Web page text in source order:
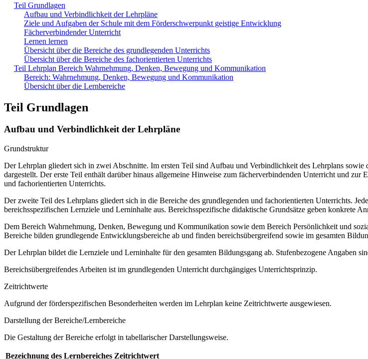
Teil Grundlagen
Aufbau und Verbindlichkeit der Lehrpläne
Ziele und Aufgaben der Schule mit dem Förderschwerpunkt geistige Entwicklung
Fächerverbindender Unterricht
Lernen lernen
Übersicht über die Bereiche des grundlegenden Unterrichts
Übersicht über die Bereiche des fachorientierten Unterrichts
Teil Lehrplan Bereich Wahrnehmung, Denken, Bewegung und Kommunikation
Bereich: Wahrnehmung, Denken, Bewegung und Kommunikation
Übersicht über die Lernbereiche
Teil Grundlagen
Aufbau und Verbindlichkeit der Lehrpläne
Grundstruktur
Der Lehrplan gliedert sich in zwei Abschnitte. Im ersten Teil sind Aufbau und Verbindlichkeit des Lehrplans
dargestellt. Der erste Teil enthält darüber hinaus allgemeine Hinweise zum fächerverbindenden Unterricht und
und fachorientierten Unterrichts.
Der zweite Teil des Lehrplans gliedert sich in die Bereiche des grundlegenden und fachorientierten Unterrichts.
bereichsspezifischen Lernziele und Lerninhalte aus. Bereichsspezifische didaktische Grundsätze geben konkrete
Dem Bereich Wahrnehmung, Denken, Bewegung und Kommunikation sowie dem Bereich Persönlichkeit und
Bereiche bilden grundlegende Entwicklungsbereiche ab und finden bereichsübergreifend sowie im gesamten
Der Lehrplan bildet die Lernziele und Lerninhalte für den gesamten Bildungsgang ab. Stufenbezogene Angaben
Bereichsübergreifendes Arbeiten ist im grundlegenden Unterricht durchgängiges Unterrichtsprinzip.
Zeitrichtwerte
Aufgrund der förderspezifischen Besonderheiten werden im Lehrplan keine Zeitrichtwerte ausgewiesen.
Darstellung der Bereiche/Lernbereiche
Die Gestaltung der Bereiche erfolgt in tabellarischer Darstellungsweise.
Bezeichnung des Lernbereiches Zeitrichtwert